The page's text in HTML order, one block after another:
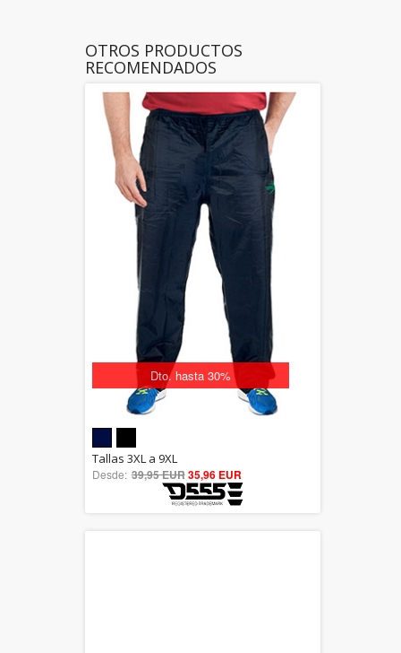
OTROS PRODUCTOS
RECOMENDADOS
Dto. hasta 30%
5.00
out of 5
Tallas 3XL a 9XL
Desde: 39,95 EUR35,96 EUR